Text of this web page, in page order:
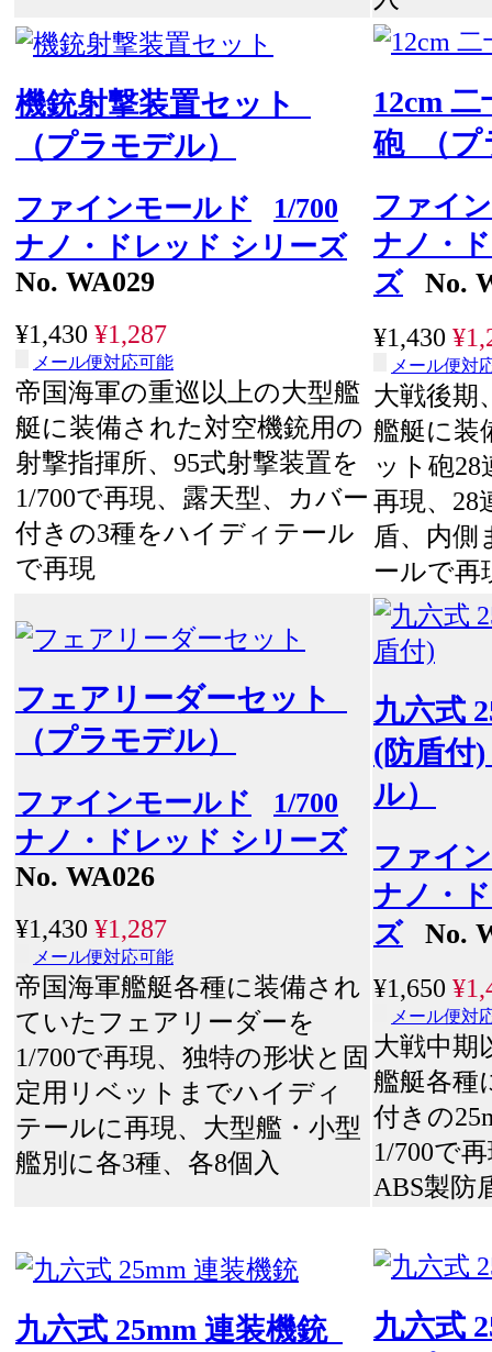
機銃射撃装置セット
（プラモデル）
ファインモールド
1/700
ナノ・ドレッド シリーズ
No. WA029
¥1,430 ¥1,287
メール便対応可能
帝国海軍の重巡以上の大型艦
艇に装備された対空機銃用の
射撃指揮所、95式射撃装置を
1/700で再現、露天型、カバー
付きの3種をハイディテール
で再現
12cm
砲 （プ
ファイ
ナノ・
ズNo.
¥1,430
メール便対
大戦後期
艦艇に装
ット砲28
再現、28
盾、内側
ールで再
フェアリーダーセット
（プラモデル）
ファインモールド
1/700
ナノ・ドレッド シリーズ
No. WA026
¥1,430 ¥1,287
メール便対応可能
帝国海軍艦艇各種に装備され
ていたフェアリーダーを
1/700で再現、独特の形状と固
定用リベットまでハイディ
テールに再現、大型艦・小型
艦別に各3種、各8個入
九六式
(防盾付
ル）
ファイ
ナノ・
ズNo.
¥1,650
メール便対
大戦中期
艦艇各種
付きの
1/700で
ABS製防
九六式 25mm 連装機銃
九六式